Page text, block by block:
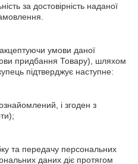
за достовірність наданої
умови даної
придбання Товару), шляхом
підтверджує наступне:
і згоден з
та передачу персональних
даних діє протягом